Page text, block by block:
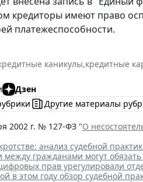
кредиторы имеют право
платежеспособности.
каникулы,кредитные
Дзен
Другие материалы
2002 г. № 127-ФЗ "О
анализ судебной
гражданами могут обязать
прав урегулировали
в этом году обзор судебной